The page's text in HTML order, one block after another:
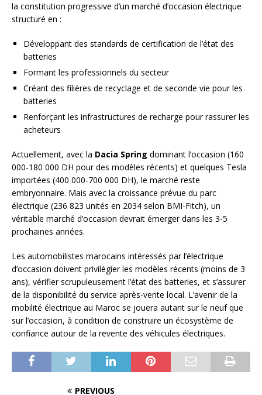
la constitution progressive d’un marché d’occasion électrique
structuré en :
Développant des standards de certification de l’état des
batteries
Formant les professionnels du secteur
Créant des filières de recyclage et de seconde vie pour les
batteries
Renforçant les infrastructures de recharge pour rassurer les
acheteurs
Actuellement, avec la Dacia Spring dominant l’occasion (160
000-180 000 DH pour des modèles récents) et quelques Tesla
importées (400 000-700 000 DH), le marché reste
embryonnaire. Mais avec la croissance prévue du parc
électrique (236 823 unités en 2034 selon BMI-Fitch), un
véritable marché d’occasion devrait émerger dans les 3-5
prochaines années.
Les automobilistes marocains intéressés par l’électrique
d’occasion doivent privilégier les modèles récents (moins de 3
ans), vérifier scrupuleusement l’état des batteries, et s’assurer
de la disponibilité du service après-vente local. L’avenir de la
mobilité électrique au Maroc se jouera autant sur le neuf que
sur l’occasion, à condition de construire un écosystème de
confiance autour de la revente des véhicules électriques.
PREVIOUS